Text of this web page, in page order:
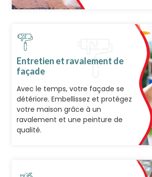
Entretien et ravalement de
façade
Avec le temps, votre façade se
détériore. Embellissez et protégez
votre maison grâce à un
ravalement et une peinture de
qualité.